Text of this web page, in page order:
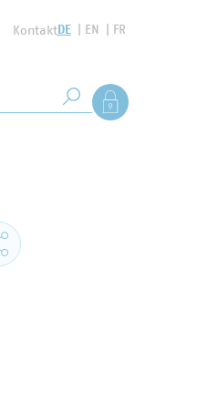
KontaktDE EN FR
Suche starten
Als Mitglied